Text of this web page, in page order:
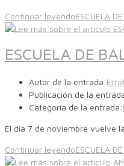
Continuar leyendoESCUELA
ESCUELA DE
Autor de la entrada:
Publicación de la
Categoría de la entrada:
El día 7 de noviembre vuelve
Continuar leyendoESCUELA